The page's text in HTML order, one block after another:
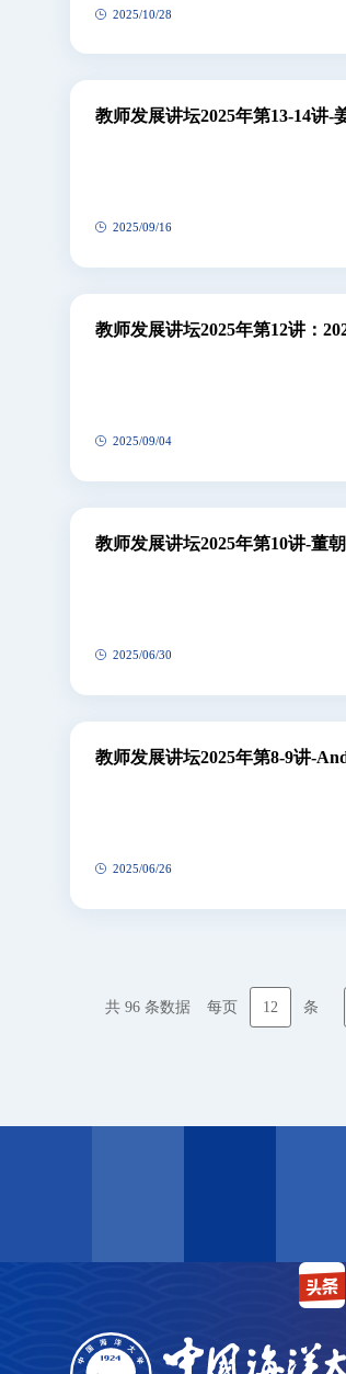
2025/10/28
教师发展讲坛2025年第13-14讲
2025/09/16
教师发展讲坛2025年第12讲：
2025/09/04
教师发展讲坛2025年第10讲-董
2025/06/30
教师发展讲坛2025年第8-9讲-
2025/06/26
共 96 条数据 每页 12 条